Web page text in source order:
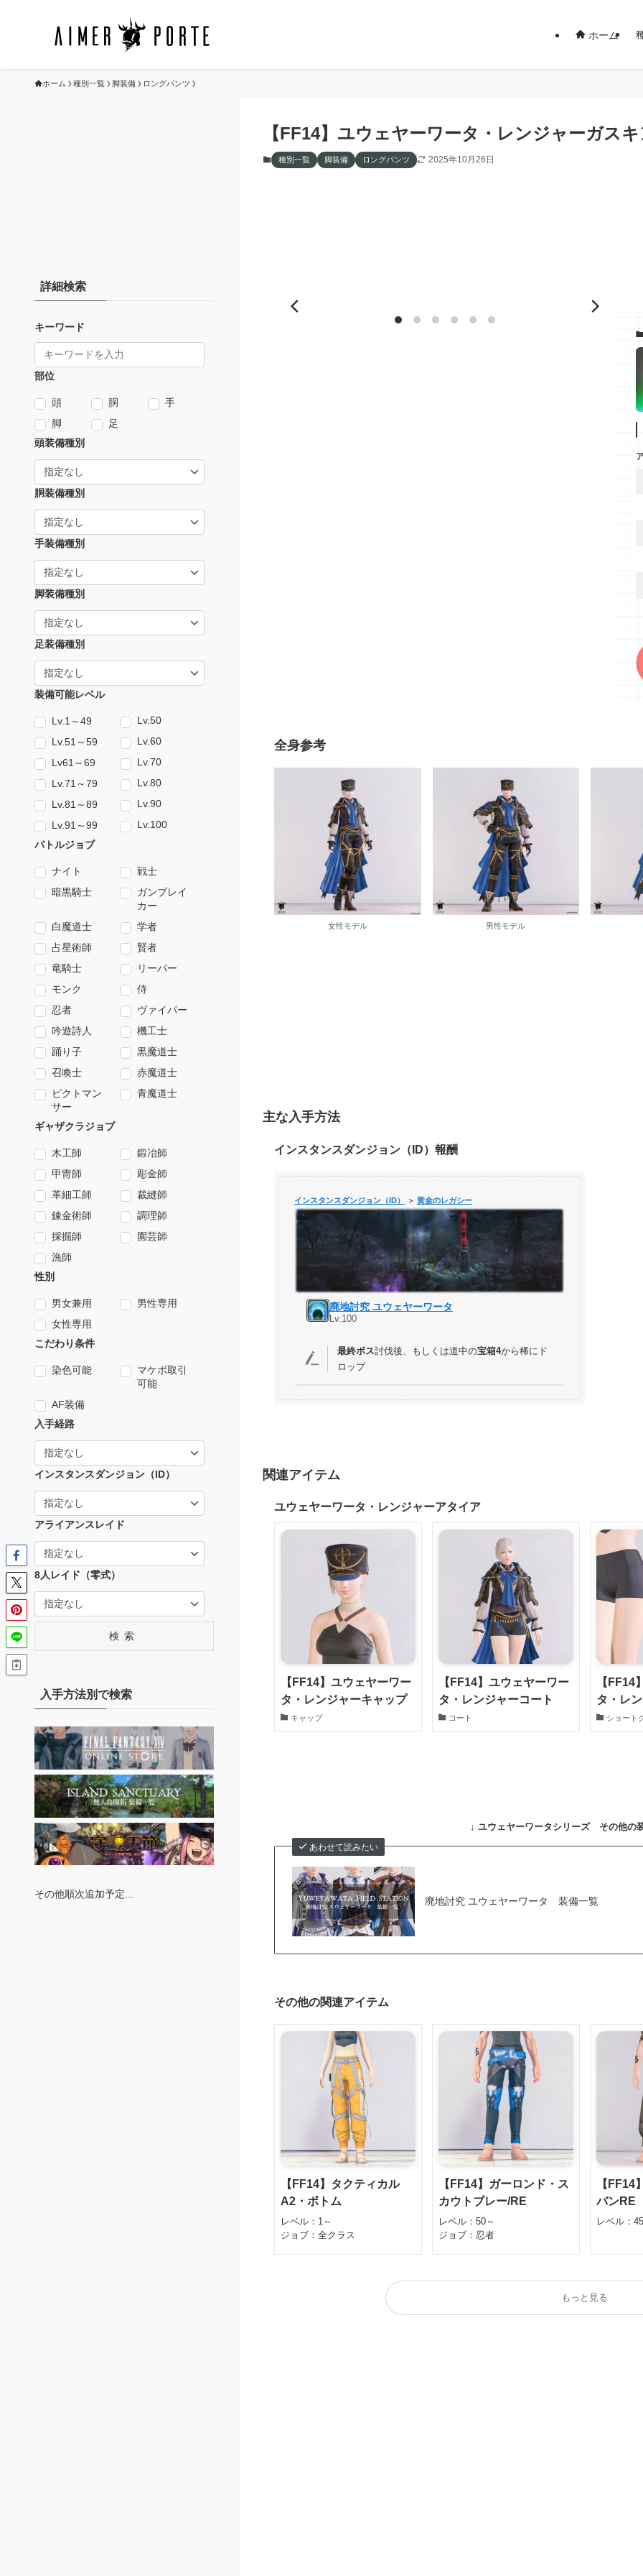
ホーム
ホーム 種別一覧 脚装備 ロングパンツ
【FF14】ユウェヤーワータ・レンジャーガス
種別一覧 脚装備 ロングパンツ 2025年10月26日
全身参考
女性モデル 男性モデル
主な入手方法
インスタンスダンジョン（ID）報酬
インスタンスダンジョン（ID） ＞ 黄金のレガシー
廃地討究 ユウェヤーワータ
Lv.100
最終ボス討伐後、もしくは道中の宝箱4から稀にド
ロップ
関連アイテム
ユウェヤーワータ・レンジャーアタイア
【FF14】ユウェヤーワー
タ・レンジャーキャップ
キャップ
【FF14】ユウェヤーワー
タ・レンジャーコート
コート
【FF14
タ・レ
ショート
↓ ユウェヤーワータシリーズ その他の
あわせて読みたい
廃地討究 ユウェヤーワータ 装備一覧
その他の関連アイテム
【FF14】タクティカル
A2・ボトム
レベル：1～
ジョブ：全クラス
【FF14】ガーロンド・ス
カウトブレー/RE
レベル：50～
ジョブ：忍者
【FF14
バンRE
レベル：
もっと見る
詳細検索
キーワード
部位
頭 胴
手
脚
足
頭装備種別
胴装備種別
手装備種別
脚装備種別
足装備種別
装備可能レベル
Lv.1～49
Lv.50
Lv.51～59
Lv.60
Lv61～69
Lv.70
Lv.71～79
Lv.80
Lv.81～89
Lv.90
Lv.91～99
Lv.100
バトルジョブ
ナイト
戦士
暗黒騎士
ガンブレイ
カー
白魔道士
学者
占星術師
賢者
竜騎士
リーパー
モンク
侍
忍者
ヴァイパー
吟遊詩人
機工士
踊り子
黒魔道士
召喚士
赤魔道士
ピクトマン
サー
青魔道士
ギャザクラジョブ
木工師
鍛冶師
甲冑師
彫金師
革細工師
裁縫師
錬金術師
調理師
採掘師
園芸師
漁師
性別
男女兼用
男性専用
女性専用
こだわり条件
染色可能
マケボ取引
可能
AF装備
入手経路
インスタンスダンジョン（ID）
アライアンスレイド
8人レイド（零式）
検索
入手方法別で検索
その他順次追加予定...